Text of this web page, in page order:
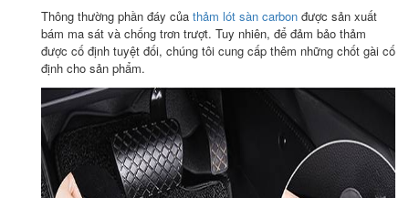
Thông thường phần đáy của thảm lót sàn carbon được sản xuất
bám ma sát và chống trơn trượt. Tuy nhiên, để đảm bảo thảm
được cố định tuyệt đối, chúng tôi cung cấp thêm những chốt gài cố
định cho sản phẩm.